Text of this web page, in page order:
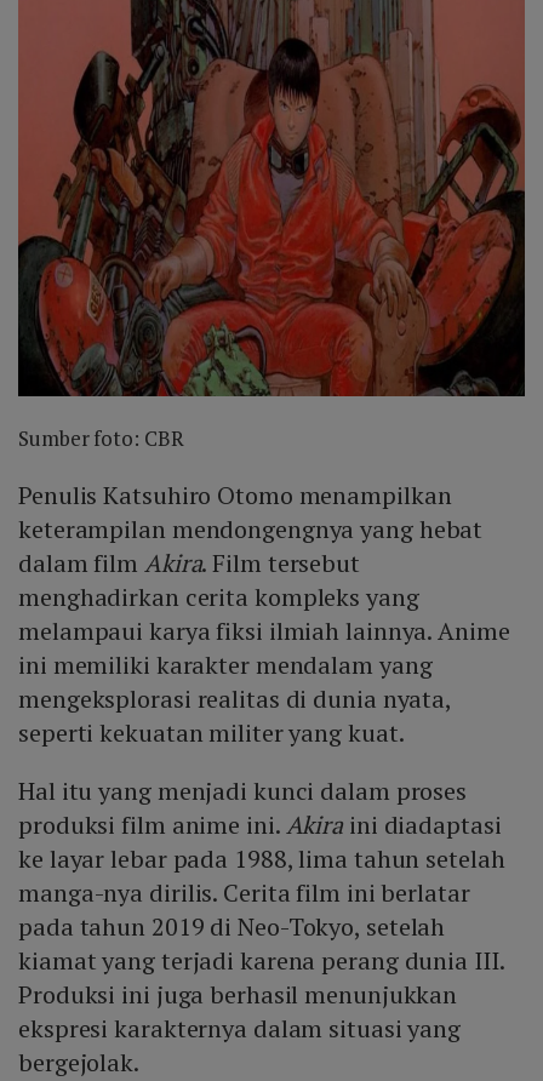
Sumber foto: CBR
Penulis Katsuhiro Otomo menampilkan
keterampilan mendongengnya yang hebat
dalam film Akira. Film tersebut
menghadirkan cerita kompleks yang
melampaui karya fiksi ilmiah lainnya. Anime
ini memiliki karakter mendalam yang
mengeksplorasi realitas di dunia nyata,
seperti kekuatan militer yang kuat.
Hal itu yang menjadi kunci dalam proses
produksi film anime ini.Akira ini diadaptasi
ke layar lebar pada 1988, lima tahun setelah
manga-nya dirilis. Cerita film ini berlatar
pada tahun 2019 di Neo-Tokyo, setelah
kiamat yang terjadi karena perang dunia III.
Produksi ini juga berhasil menunjukkan
ekspresi karakternya dalam situasi yang
bergejolak.